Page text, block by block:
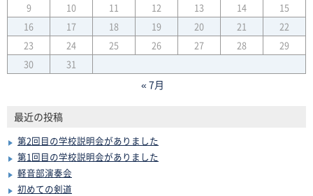
9
10 11 12 13 14
15
16
17 18 19 20 21
22
23
24 25 26 27 28
29
30
31
« 7月
最近の投稿
第2回目の学校説明会がありました
第1回目の学校説明会がありました
軽音部演奏会
初めての剣道